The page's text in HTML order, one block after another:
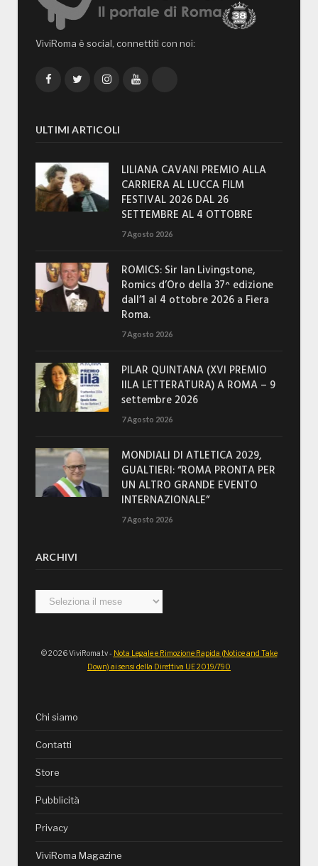
ViviRoma è social, connettiti con noi:
FacebookTwitterInstagramYouTube
ULTIMI ARTICOLI
LILIANA CAVANI PREMIO ALLA
CARRIERA AL LUCCA FILM
FESTIVAL 2026 DAL 26
SETTEMBRE AL 4 OTTOBRE
7 Agosto 2026
ROMICS: Sir Ian Livingstone,
Romics d’Oro della 37^ edizione
dall’1 al 4 ottobre 2026 a Fiera
Roma.
7 Agosto 2026
PILAR QUINTANA (XVI PREMIO
IILA LETTERATURA) A ROMA – 9
settembre 2026
7 Agosto 2026
MONDIALI DI ATLETICA 2029,
GUALTIERI: “ROMA PRONTA PER
UN ALTRO GRANDE EVENTO
INTERNAZIONALE”
7 Agosto 2026
ARCHIVI
Archivi
© 2026 ViviRoma.tv - Nota Legale e Rimozione Rapida (Notice and Take
Down) ai sensi della Direttiva UE 2019/790
Chi siamo
Contatti
Store
Pubblicità
Privacy
ViviRoma Magazine